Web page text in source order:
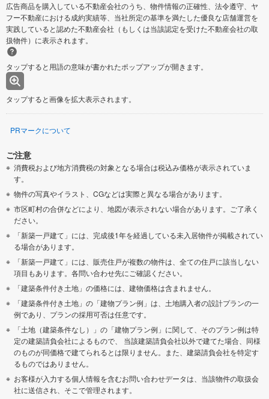
広告商品を購入している不動産会社のうち、物件情報の正確性、法令遵守、ヤ
フー不動産における成約実績等、当社所定の基準を満たした優良な店舗運営を
実践していると認めた不動産会社（もしくは当該認定を受けた不動産会社の取
扱物件）に表示されます。
タップすると用語の意味が書かれたポップアップが開きます。
タップすると画像を拡大表示されます。
PRマークについて
ご注意
消費税および地方消費税の対象となる場合は税込み価格が表示されていま
す。
物件の写真やイラスト、CGなどは実際と異なる場合があります。
市区町村の合併などにより、地図が表示されない場合があります。ご了承く
ださい。
「新築一戸建て」には、完成後1年を経過している未入居物件が掲載されてい
る場合があります。
「新築一戸建て」には、販売住戸が複数の物件は、全ての住戸に該当しない
項目もあります。各問い合わせ先にご確認ください。
「建築条件付き土地」の価格には、建物価格は含まれません。
「建築条件付き土地」の「建物プラン例」は、土地購入者の設計プランの一
例であり、プランの採用可否は任意です。
「土地（建築条件なし）」の「建物プラン例」に関して、そのプラン例は特
定の建築請負会社によるもので、 当該建築請負会社以外で建てた場合、同様
のものが同価格で建てられるとは限りません。また、建築請負会社を特定す
るものではありません。
お客様が入力する個人情報を含むお問い合わせデータは、当該物件の取扱会
社に送信され、そこで管理されます。